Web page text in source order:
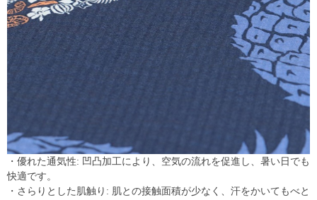
・優れた通気性: 凹凸加工により、空気の流れを促進し、暑い日でも
快適です。
・さらりとした肌触り: 肌との接触面積が少なく、汗をかいてもべと